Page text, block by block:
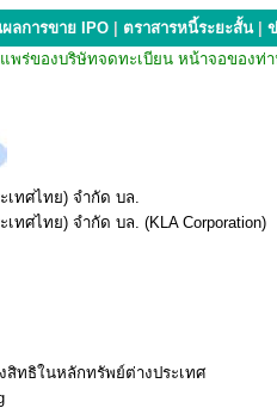
ลการขาย IPO ตราสารหนี้ระยะสั้น
พร่ของบริษัทจดทะเบียน หน้าจอขอ
เทศไทย) จำกัด บล.
เทศไทย) จำกัด บล. (KLA Corporation)
สิทธิในหลักทรัพย์ต่างประเทศ